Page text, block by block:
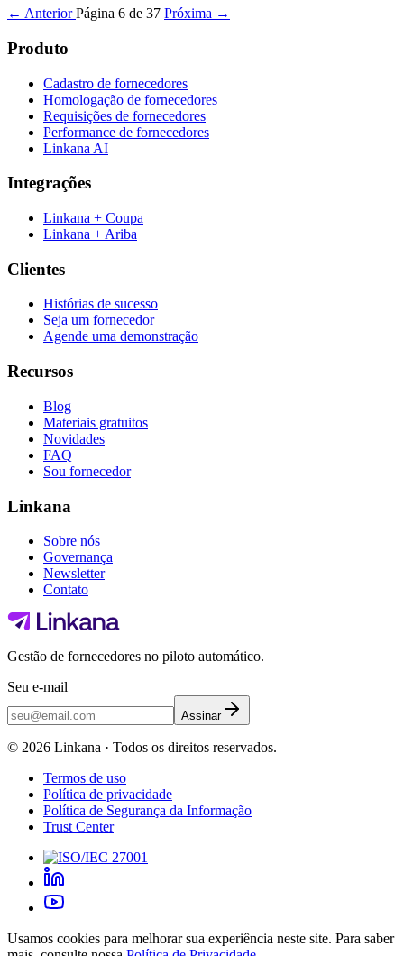
← AnteriorPágina 6 de 37 Próxima →
Produto
Cadastro de fornecedores
Homologação de fornecedores
Requisições de fornecedores
Performance de fornecedores
Linkana AI
Integrações
Linkana + Coupa
Linkana + Ariba
Clientes
Histórias de sucesso
Seja um fornecedor
Agende uma demonstração
Recursos
Blog
Materiais gratuitos
Novidades
FAQ
Sou fornecedor
Linkana
Sobre nós
Governança
Newsletter
Contato
Gestão de fornecedores no piloto automático.
Seu e-mail
Assinar
© 2026 Linkana · Todos os direitos reservados.
Termos de uso
Política de privacidade
Política de Segurança da Informação
Trust Center
Usamos cookies para melhorar sua experiência neste site. Para saber